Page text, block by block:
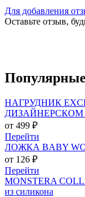
Для добавления
Оставьте отзыв,
Популярные
НАГРУДНИК
ДИЗАЙНЕРСКОМ
от 499 ₽
Перейти
ЛОЖКА BABY
от 126 ₽
Перейти
MONSTERA
из силикона